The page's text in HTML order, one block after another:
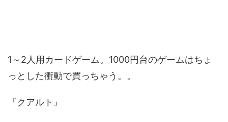
1～2人用カードゲーム。1000円台のゲームはちょ
っとした衝動で買っちゃう。。
『クアルト』